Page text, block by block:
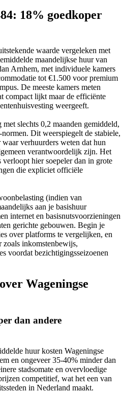
18% goedkoper
waarde vergeleken met
maandelijkse huur van
Arnhem, met individuele kamers
tot €1.500 voor premium
De meeste kamers meten
compact lijkt maar de efficiënte
weergeeft.
slechts 0,2 maanden gemiddeld,
Dit weerspiegelt de stabiele,
verhuurders weten dat hun
verantwoordelijk zijn. Het
hier soepeler dan in grote
die expliciet officiële
(indien van
aan je basishuur
internet en basisnutsvoorzieningen
gerichte gebouwen. Begin je
over platforms te vergelijken, en
zoals inkomstenbewijs,
voordat bezichtigingsseizoenen
Wageningse
dan andere
huur kosten Wageningse
en ongeveer 35-40% minder dan
stadsomate en overvloedige
competitief, wat het een van
in Nederland maakt.